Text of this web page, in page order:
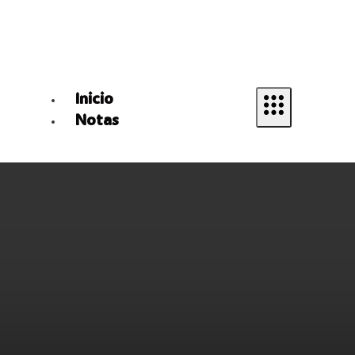
Inicio
Notas